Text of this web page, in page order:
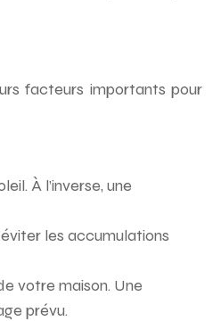
facteurs importants pour
À l’inverse, une
les accumulations
votre maison. Une
prévu.